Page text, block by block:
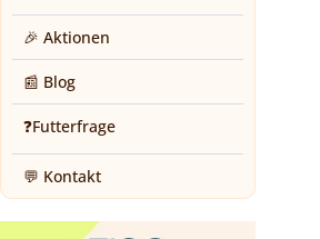
🎉 Aktionen
📰 Blog
❓Futterfrage
💬 Kontakt